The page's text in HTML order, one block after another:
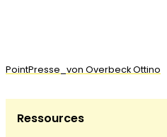
PointPresse_von Overbeck Ottino
Ressources